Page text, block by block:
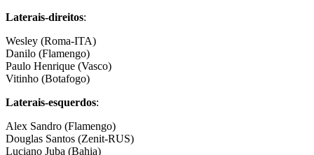
Laterais-direitos:
Wesley (Roma-ITA)
Danilo (Flamengo)
Paulo Henrique (Vasco)
Vitinho (Botafogo)
Laterais-esquerdos:
Alex Sandro (Flamengo)
Douglas Santos (Zenit-RUS)
Luciano Juba (Bahia)